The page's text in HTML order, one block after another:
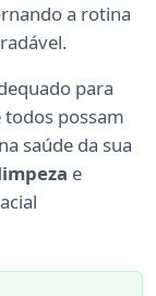
a rotina
para
possam
saúde da sua
e